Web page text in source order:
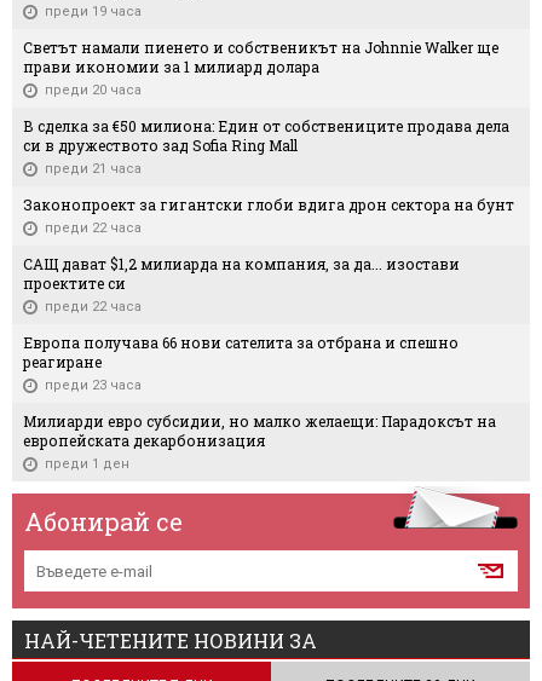
преди 19 часа
Светът намали пиенето и собственикът на Johnnie Walker ще
прави икономии за 1 милиард долара
преди 20 часа
В сделка за €50 милиона: Един от собствениците продава дела
си в дружеството зад Sofia Ring Mall
преди 21 часа
Законопроект за гигантски глоби вдига дрон сектора на бунт
преди 22 часа
САЩ дават $1,2 милиарда на компания, за да... изостави
проектите си
преди 22 часа
Европа получава 66 нови сателита за отбрана и спешно
реагиране
преди 23 часа
Милиарди евро субсидии, но малко желаещи: Парадоксът на
европейската декарбонизация
преди 1 ден
Абонирай се
НАЙ-ЧЕТЕНИТЕ НОВИНИ ЗА